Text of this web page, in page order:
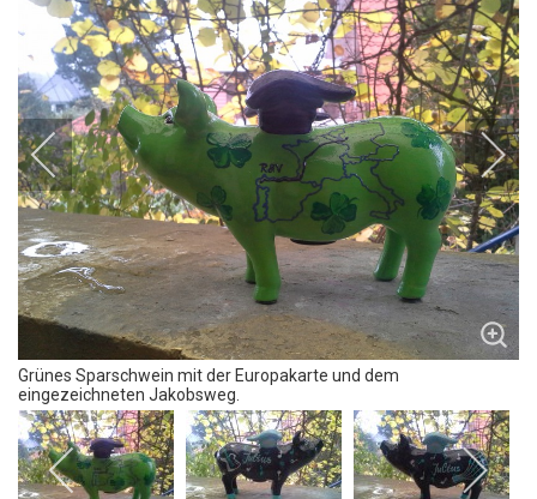
Grünes Sparschwein mit der Europakarte und dem
eingezeichneten Jakobsweg.